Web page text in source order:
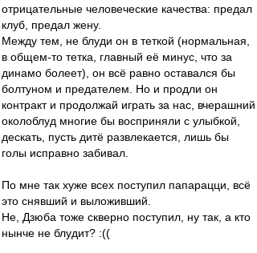
отрицательные человеческие качества: предал
клуб, предал жену.
Между тем, не блуди он в теткой (нормальная,
в общем-то тетка, главный её минус, что за
динамо болеет), он всё равно оставался бы
болтуном и предателем. Но и продли он
контракт и продолжай играть за нас, вчерашний
околоблуд многие бы восприняли с улыбкой,
дескать, пусть дитё развлекается, лишь бы
голы исправно забивал.
По мне так хуже всех поступил папарацци, всё
это снявший и выложивший.
Не, Дзюба тоже скверно поступил, ну так, а кто
нынче не блудит? :((